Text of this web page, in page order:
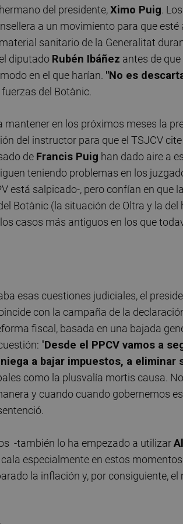
del presidente,Ximo Puig. Los
a un movimiento para que esté
sanitario de la Generalitat
diputado Rubén Ibáñez antes de
en el que harían. "No es
del Botànic.
mantener en los próximos meses la
del instructor para que el TSJCV
de Francis Puig han dado aire a
teniendo problemas en los
está salpicado-, pero confían en que la
Botànic (la situación de Oltra y la del
casos más antiguos en los que
esas cuestiones judiciales, el
con la campaña de la
fiscal, basada en una bajada
"Desde el PPCV vamos a
a bajar impuestos, a eliminar
como la plusvalía mortis causa.
y cuando cuando gobernemos
-también lo ha empezado a utilizar
especialmente en estos
la inflación y, por consiguiente, el